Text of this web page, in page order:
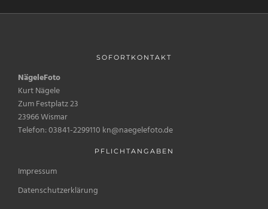
SOFORTKONTAKT
NägeleFoto
Kurt Nägele
Zum Festplatz 23
23966 Wismar
Telefon: 03841-2299110 kn@naegelefoto.de
PFLICHTANGABEN
Impressum
Datenschutzerklärung